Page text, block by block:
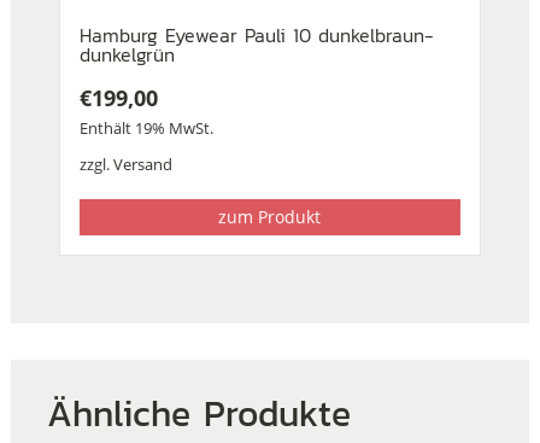
Hamburg Eyewear Pauli 10 dunkelbraun-
dunkelgrün
€199,00
Enthält 19% MwSt.
zzgl.Versand
zum Produkt
Ähnliche Produkte